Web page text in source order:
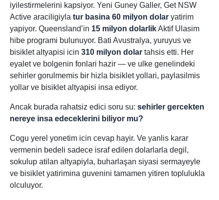
iyilestirmelerini kapsiyor. Yeni Guney Galler, Get NSW
Active araciligiyla tur basina 60 milyon dolar yatirim
yapiyor. Queensland’in 15 milyon dolarlikAktif Ulasim
hibe programi bulunuyor. Bati Avustralya, yuruyus ve
bisiklet altyapisi icin 310 milyon dolar tahsis etti. Her
eyalet ve bolgenin fonlari hazir — ve ulke genelindeki
sehirler gorulmemis bir hizla bisiklet yollari, paylasilmis
yollar ve bisiklet altyapisi insa ediyor.
Ancak burada rahatsiz edici soru su: sehirler gercekten
nereye insa edeceklerini biliyor mu?
Cogu yerel yonetim icin cevap hayir. Ve yanlis karar
vermenin bedeli sadece israf edilen dolarlarla degil,
sokulup atilan altyapiyla, buharlaşan siyasi sermayeyle
ve bisiklet yatirimina guvenini tamamen yitiren toplulukla
olculuyor.